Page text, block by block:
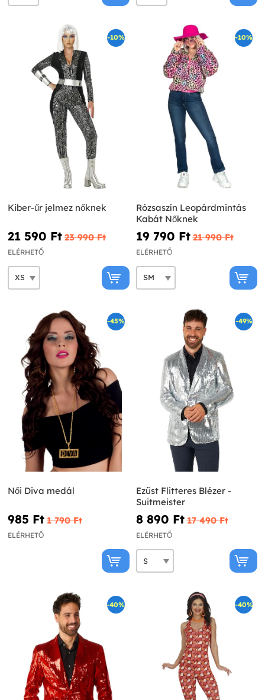
-10%
Kiber-űr jelmez nőknek
21 590 Ft‎ 23 990 Ft‎
ELÉRHETŐ
-10%
Rózsaszín Leopárdmintás
Kabát Nőknek
19 790 Ft‎ 21 990 Ft‎
ELÉRHETŐ
-45%
Női Diva medál
985 Ft‎ 1 790 Ft‎
ELÉRHETŐ
-49%
Ezüst Flitteres Blézer -
Suitmeister
8 890 Ft‎ 17 490 Ft‎
ELÉRHETŐ
-40% -40%